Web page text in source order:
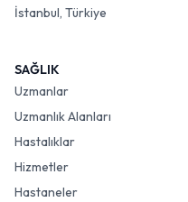
İstanbul, Türkiye
SAĞLIK
Uzmanlar
Uzmanlık Alanları
Hastalıklar
Hizmetler
Hastaneler